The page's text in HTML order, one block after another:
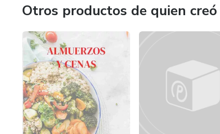
Otros productos de quien